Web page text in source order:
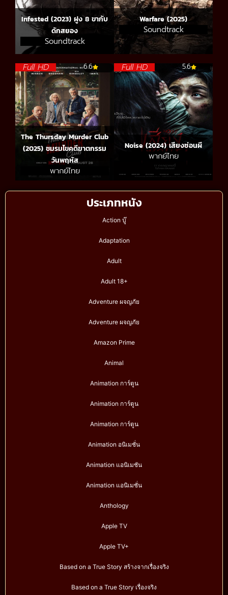
ประเภทหนัง
Action บู๊
Adaptation
Adult
Adult 18+
Adventure ผจญภัย
Adventure ผจญภัย
Amazon Prime
Animal
Animation การ์ตูน
Animation การ์ตูน
Animation การ์ตูน
Animation อนิเมชั่น
Animation แอนิเมชัน
Animation แอนิเมชั่น
Anthology
Apple TV
Apple TV+
Based on a True Story สร้างจากเรื่องจริง
Based on a True Story เรื่องจริง
Infested (2023) ฝูง 8 ขากับ
ดักสยอง
Soundtrack
Warfare (2025)
Soundtrack
Full HD 6.6
The Thursday Murder Club
(2025) ชมรมไขคดีฆาตกรรม
วันพฤหัส
พากย์ไทย
Full HD 5.6
Noise (2024) เสียงซ่อนผี
พากย์ไทย